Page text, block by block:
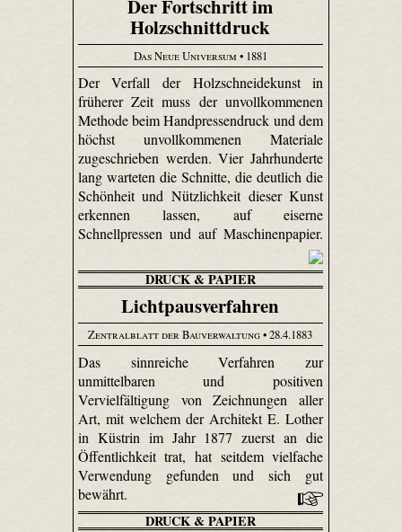
Der Fortschritt im
Holzschnittdruck
Das Neue Universum • 1881
Der Verfall der Holzschneidekunst in
früherer Zeit muss der unvollkommenen
Methode beim Handpressendruck und dem
höchst unvollkommenen Materiale
zugeschrieben werden. Vier Jahrhunderte
lang warteten die Schnitte, die deutlich die
Schönheit und Nützlichkeit dieser Kunst
erkennen lassen, auf eiserne
Schnellpressen und auf Maschinenpapier.
DRUCK & PAPIER
Lichtpausverfahren
Zentralblatt der Bauverwaltung• 28.4.1883
Das sinnreiche Verfahren zur
unmittelbaren und positiven
Vervielfältigung von Zeichnungen aller
Art, mit welchem der Architekt E. Lother
in Küstrin im Jahr 1877 zuerst an die
Öffentlichkeit trat, hat seitdem vielfache
Verwendung gefunden und sich gut
bewährt.
DRUCK & PAPIER